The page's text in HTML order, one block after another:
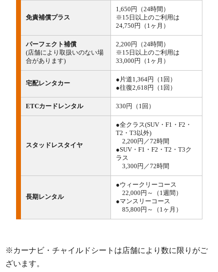
免責補償プラス
1,650円（24時間）
※15日以上のご利用は
24,750円（1ヶ月）
パーフェクト補償
(店舗により取扱いのない場
合があります)
2,200円（24時間）
※15日以上のご利用は
33,000円（1ヶ月）
宅配レンタカー
●片道1,364円（1回）
●往復2,618円（1回）
ETCカードレンタル 330円（1回）
スタッドレスタイヤ
●全クラス(SUV・F1・F2・
T2・T3以外)
2,200円／72時間
●SUV・F1・F2・T2・T3ク
ラス
3,300円／72時間
長期レンタル
●ウィークリーコース
22,000円～（1週間）
●マンスリーコース
85,800円～（1ヶ月）
※カーナビ・チャイルドシートは店舗により数に限りがご
ざいます。